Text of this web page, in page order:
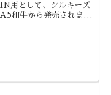
用として、シルキーズ
和牛から発売されまし